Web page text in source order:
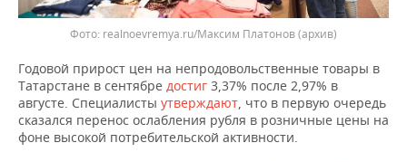
realnoevremya.ru/Максим Платонов (архив)
Годовой прирост цен на непродовольственные товары в
Татарстане в сентябре достиг 3,37% после 2,97% в
августе. Специалисты утверждают , что в первую очередь
сказался перенос ослабления рубля в розничные цены на
фоне высокой потребительской активности.